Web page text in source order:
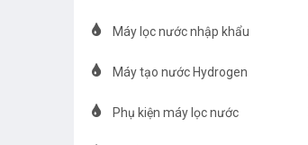
Máy lọc nước nhập khẩu
Máy tạo nước Hydrogen
Phụ kiện máy lọc nước